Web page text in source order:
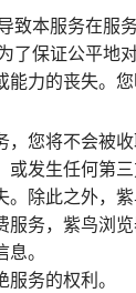
本服务在
保证公平地
力的丧失。
您将不会被
发生任何第
除此之外，
务，紫鸟浏
。
务的权利。